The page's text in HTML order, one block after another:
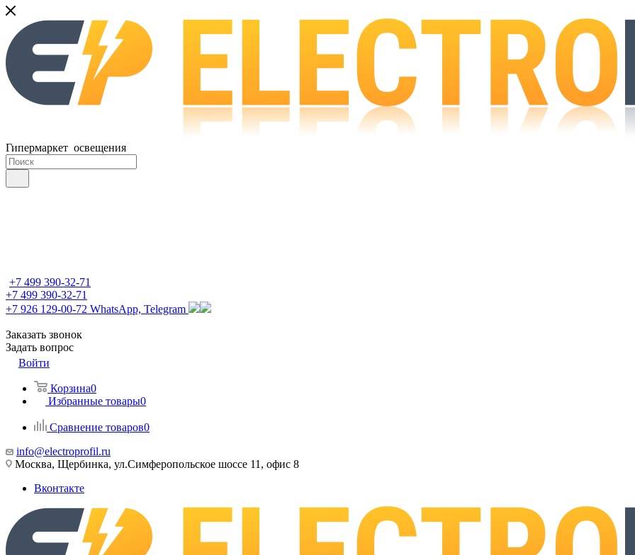
Гипермаркет освещения
+7 499 390-32-71
+7 499 390-32-71
+7 926 129-00-72 WhatsApp, Telegram
Заказать звонок
Задать вопрос
Войти
Корзина0
Избранные товары0
Сравнение товаров0
info@electroprofil.ru
Москва, Щербинка, ул.Симферопольское шоссе 11, офис 8
Вконтакте